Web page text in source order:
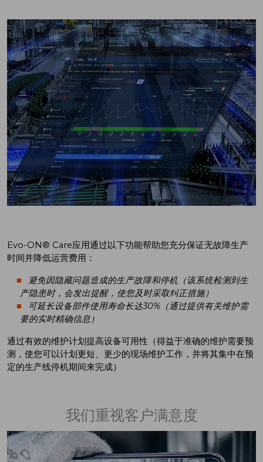
Evo-ON® Care应用通过以下功能帮助您充分保证无故障生产
时间并降低运营费用：
避免因隐藏问题造成的生产故障和停机（该系统检测到生
产隐患时，会发出提醒，使您及时采取纠正措施）
可延长设备部件使用寿命长达30%（通过提供有关维护需
要的实时精确信息）
通过有效的维护计划提高设备可用性（得益于准确的维护需要预
测，使您可以计划更短、更少的现场维护工作，并将其集中在预
定的生产线停机期间来完成）
我们重视客户满意度